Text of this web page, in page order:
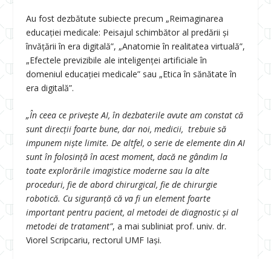
Au fost dezbătute subiecte precum „Reimaginarea
educației medicale: Peisajul schimbător al predării și
învățării în era digitală”, „Anatomie în realitatea virtuală”,
„Efectele previzibile ale inteligenței artificiale în
domeniul educației medicale” sau „Etica în sănătate în
era digitală”.
„În ceea ce privește AI, în dezbaterile avute am constat că
sunt direcții foarte bune, dar noi, medicii, trebuie să
impunem niște limite. De altfel, o serie de elemente din AI
sunt în folosință în acest moment, dacă ne gândim la
toate explorările imagistice moderne sau la alte
proceduri, fie de abord chirurgical, fie de chirurgie
robotică. Cu siguranță că va fi un element foarte
important pentru pacient, al metodei de diagnostic și al
metodei de tratament”, a mai subliniat prof. univ. dr.
Viorel Scripcariu, rectorul UMF Iași.